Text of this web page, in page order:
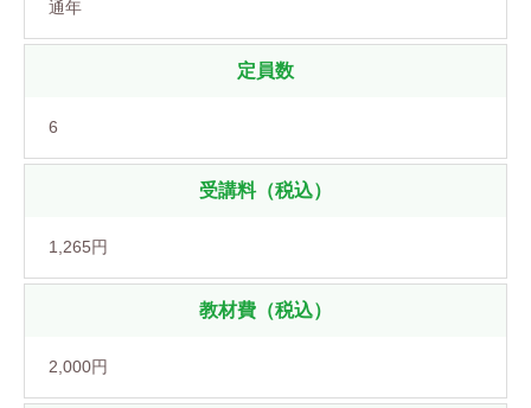
通年
定員数
6
受講料（税込）
1,265円
教材費（税込）
2,000円